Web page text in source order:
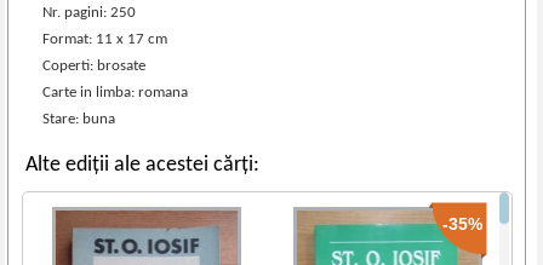
Nr. pagini: 250
Format: 11 x 17 cm
Coperti: brosate
Carte in limba: romana
Stare: buna
Alte ediții ale acestei cărți:
-35%